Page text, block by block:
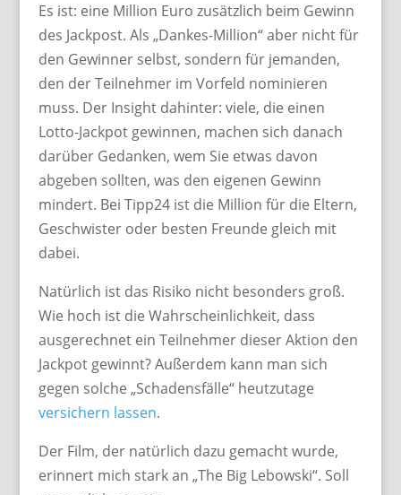
Es ist: eine Million Euro zusätzlich beim Gewinn
des Jackpost. Als „Dankes-Million“ aber nicht für
den Gewinner selbst, sondern für jemanden,
den der Teilnehmer im Vorfeld nominieren
muss. Der Insight dahinter: viele, die einen
Lotto-Jackpot gewinnen, machen sich danach
darüber Gedanken, wem Sie etwas davon
abgeben sollten, was den eigenen Gewinn
mindert. Bei Tipp24 ist die Million für die Eltern,
Geschwister oder besten Freunde gleich mit
dabei.
Natürlich ist das Risiko nicht besonders groß.
Wie hoch ist die Wahrscheinlichkeit, dass
ausgerechnet ein Teilnehmer dieser Aktion den
Jackpot gewinnt? Außerdem kann man sich
gegen solche „Schadensfälle“ heutzutage
versichern lassen.
Der Film, der natürlich dazu gemacht wurde,
erinnert mich stark an „The Big Lebowski“. Soll